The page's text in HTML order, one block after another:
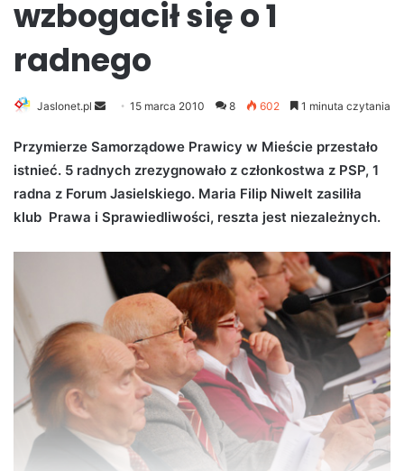
wzbogacił się o 1
radnego
Jaslonet.pl
n
d
a
n
a
15 marca 2010 8 602 1 minuta czytania
Przymierze Samorządowe Prawicy w Mieście przestało
istnieć. 5 radnych zrezygnowało z członkostwa z PSP, 1
radna z Forum Jasielskiego. Maria Filip Niwelt zasiliła
klub Prawa i Sprawiedliwości, reszta jest niezależnych.